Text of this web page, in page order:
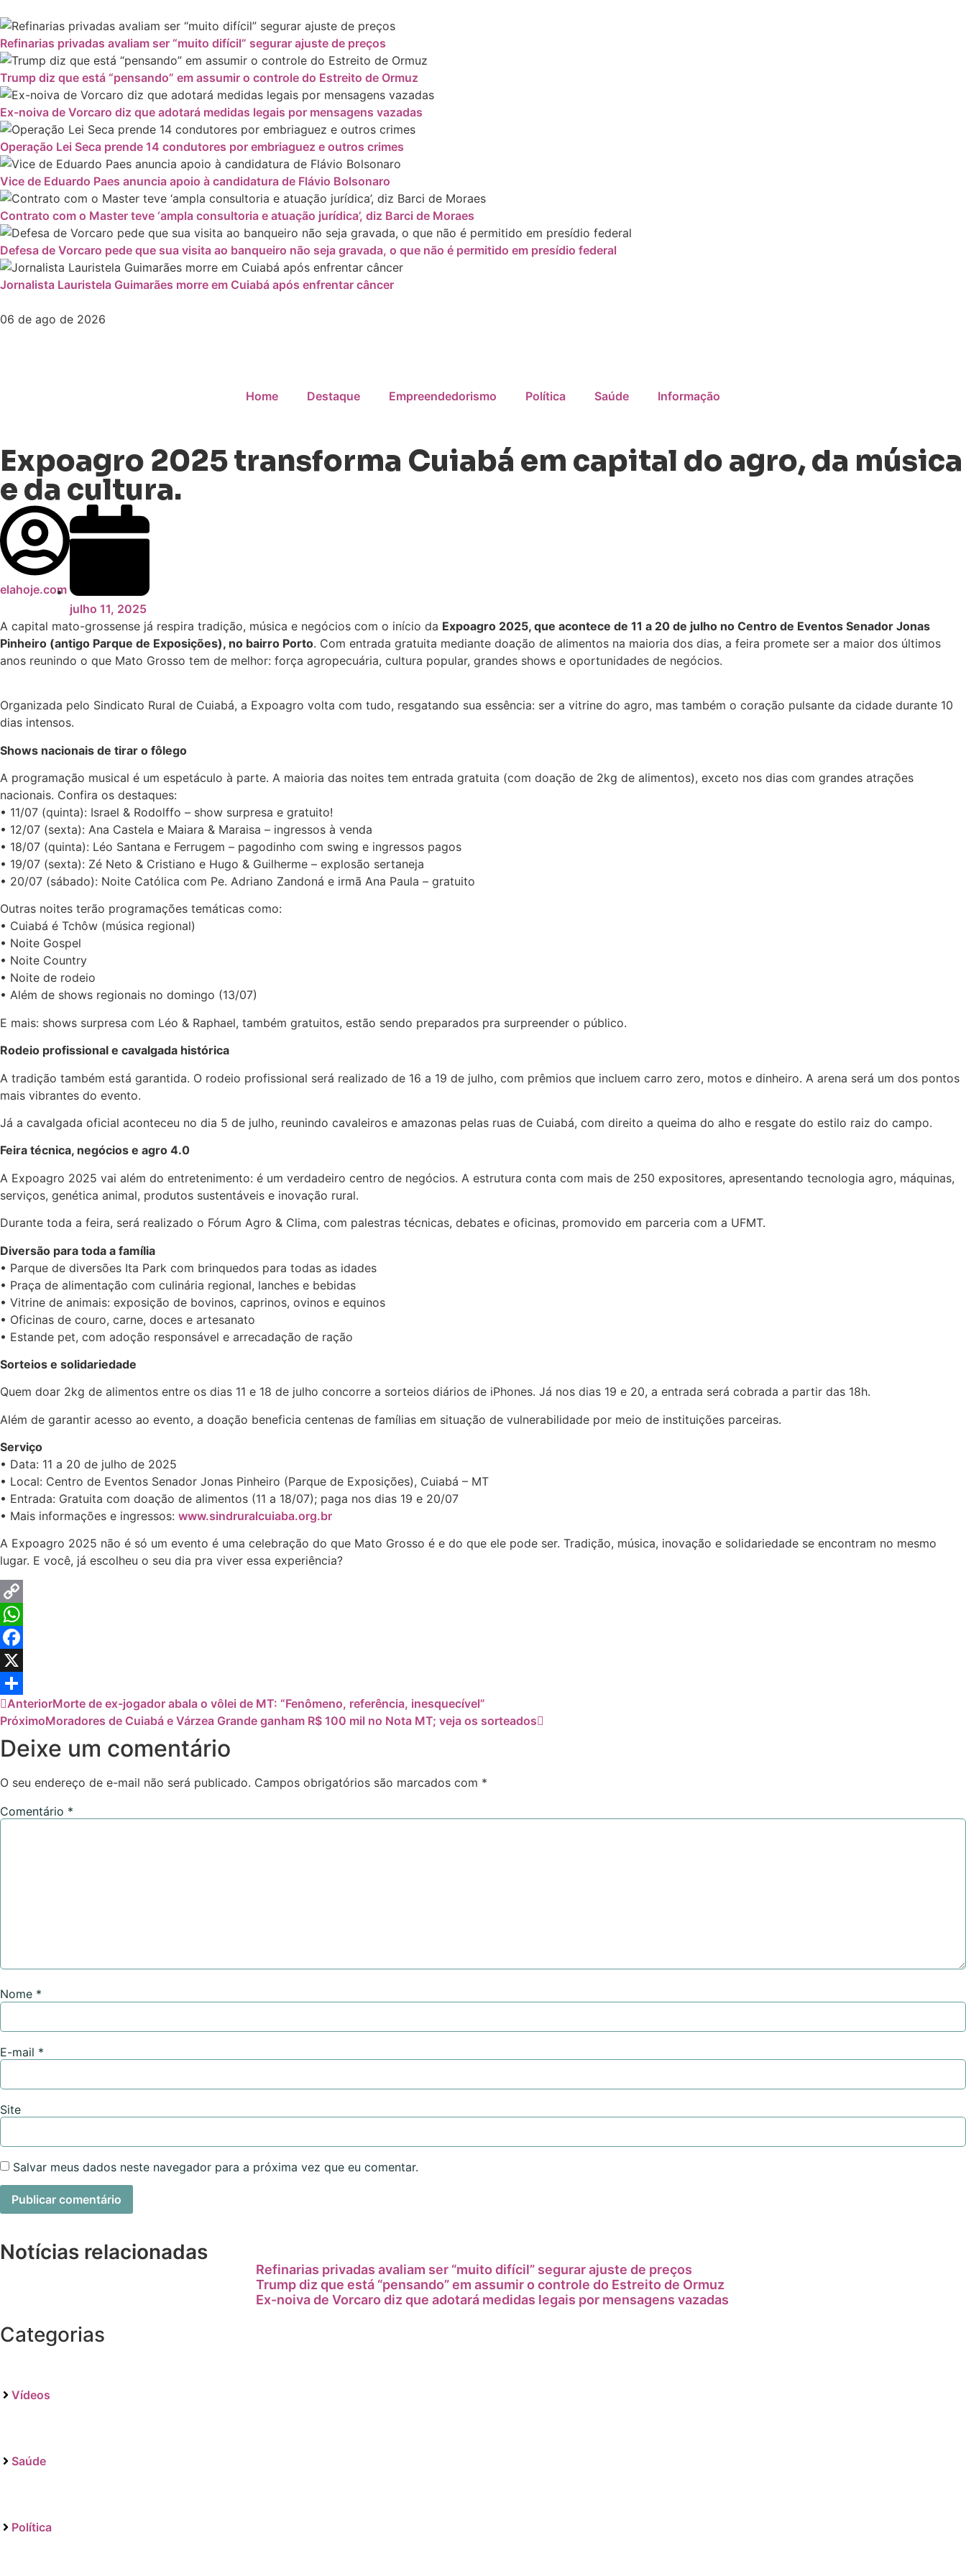
Refinarias privadas avaliam ser “muito difícil” segurar ajuste de preços
Trump diz que está “pensando” em assumir o controle do Estreito de Ormuz
Ex-noiva de Vorcaro diz que adotará medidas legais por mensagens vazadas
Operação Lei Seca prende 14 condutores por embriaguez e outros crimes
Vice de Eduardo Paes anuncia apoio à candidatura de Flávio Bolsonaro
Contrato com o Master teve ‘ampla consultoria e atuação jurídica’, diz Barci de Moraes
Defesa de Vorcaro pede que sua visita ao banqueiro não seja gravada, o que não é permitido em presídio federal
Jornalista Lauristela Guimarães morre em Cuiabá após enfrentar câncer
06 de ago de 2026
Home Destaque Empreendedorismo Política Saúde Informação
Expoagro 2025 transforma Cuiabá em capital do agro, da música
e da cultura.
elahoje.com
julho 11, 2025
A capital mato-grossense já respira tradição, música e negócios com o início da Expoagro 2025, que acontece de 11 a 20 de julho no Centro de Eventos Senador Jonas
Pinheiro (antigo Parque de Exposições), no bairro Porto. Com entrada gratuita mediante doação de alimentos na maioria dos dias, a feira promete ser a maior dos últimos
anos reunindo o que Mato Grosso tem de melhor: força agropecuária, cultura popular, grandes shows e oportunidades de negócios.
Organizada pelo Sindicato Rural de Cuiabá, a Expoagro volta com tudo, resgatando sua essência: ser a vitrine do agro, mas também o coração pulsante da cidade durante 10
dias intensos.
Shows nacionais de tirar o fôlego
A programação musical é um espetáculo à parte. A maioria das noites tem entrada gratuita (com doação de 2kg de alimentos), exceto nos dias com grandes atrações
nacionais. Confira os destaques:
• 11/07 (quinta): Israel & Rodolffo – show surpresa e gratuito!
• 12/07 (sexta): Ana Castela e Maiara & Maraisa – ingressos à venda
• 18/07 (quinta): Léo Santana e Ferrugem – pagodinho com swing e ingressos pagos
• 19/07 (sexta): Zé Neto & Cristiano e Hugo & Guilherme – explosão sertaneja
• 20/07 (sábado): Noite Católica com Pe. Adriano Zandoná e irmã Ana Paula – gratuito
Outras noites terão programações temáticas como:
• Cuiabá é Tchôw (música regional)
• Noite Gospel
• Noite Country
• Noite de rodeio
• Além de shows regionais no domingo (13/07)
E mais: shows surpresa com Léo & Raphael, também gratuitos, estão sendo preparados pra surpreender o público.
Rodeio profissional e cavalgada histórica
A tradição também está garantida. O rodeio profissional será realizado de 16 a 19 de julho, com prêmios que incluem carro zero, motos e dinheiro. A arena será um dos pontos
mais vibrantes do evento.
Já a cavalgada oficial aconteceu no dia 5 de julho, reunindo cavaleiros e amazonas pelas ruas de Cuiabá, com direito a queima do alho e resgate do estilo raiz do campo.
Feira técnica, negócios e agro 4.0
A Expoagro 2025 vai além do entretenimento: é um verdadeiro centro de negócios. A estrutura conta com mais de 250 expositores, apresentando tecnologia agro, máquinas,
serviços, genética animal, produtos sustentáveis e inovação rural.
Durante toda a feira, será realizado o Fórum Agro & Clima, com palestras técnicas, debates e oficinas, promovido em parceria com a UFMT.
Diversão para toda a família
• Parque de diversões Ita Park com brinquedos para todas as idades
• Praça de alimentação com culinária regional, lanches e bebidas
• Vitrine de animais: exposição de bovinos, caprinos, ovinos e equinos
• Oficinas de couro, carne, doces e artesanato
• Estande pet, com adoção responsável e arrecadação de ração
Sorteios e solidariedade
Quem doar 2kg de alimentos entre os dias 11 e 18 de julho concorre a sorteios diários de iPhones. Já nos dias 19 e 20, a entrada será cobrada a partir das 18h.
Além de garantir acesso ao evento, a doação beneficia centenas de famílias em situação de vulnerabilidade por meio de instituições parceiras.
Serviço
• Data: 11 a 20 de julho de 2025
• Local: Centro de Eventos Senador Jonas Pinheiro (Parque de Exposições), Cuiabá – MT
• Entrada: Gratuita com doação de alimentos (11 a 18/07); paga nos dias 19 e 20/07
• Mais informações e ingressos: www.sindruralcuiaba.org.br
A Expoagro 2025 não é só um evento é uma celebração do que Mato Grosso é e do que ele pode ser. Tradição, música, inovação e solidariedade se encontram no mesmo
lugar. E você, já escolheu o seu dia pra viver essa experiência?
Copy
Link
WhatsApp
Facebook
X
Share
AnteriorMorte de ex-jogador abala o vôlei de MT: “Fenômeno, referência, inesquecível”
PróximoMoradores de Cuiabá e Várzea Grande ganham R$ 100 mil no Nota MT; veja os sorteados
Deixe um comentário
O seu endereço de e-mail não será publicado. Campos obrigatórios são marcados com *
Comentário *
Nome *
E-mail *
Site
Salvar meus dados neste navegador para a próxima vez que eu comentar.
Notícias relacionadas
Refinarias privadas avaliam ser “muito difícil” segurar ajuste de preços
Trump diz que está “pensando” em assumir o controle do Estreito de Ormuz
Ex-noiva de Vorcaro diz que adotará medidas legais por mensagens vazadas
Categorias
Vídeos
Saúde
Política